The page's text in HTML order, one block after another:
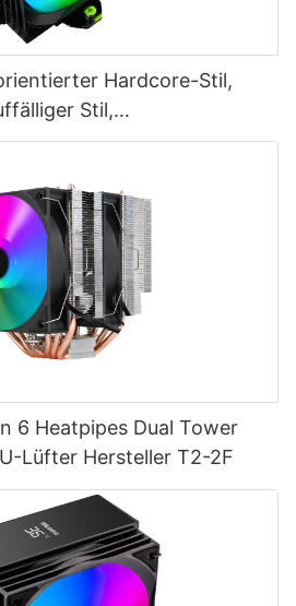
Hardcore-Stil,
Stil,
– 1765445095337146
6 Heatpipes Dual Tower
Lüfter Hersteller T2-2F